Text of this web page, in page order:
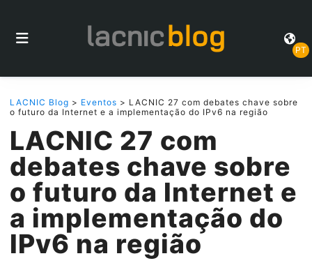
PT
LACNIC Blog > Eventos > LACNIC 27 com debates chave sobre
o futuro da Internet e a implementação do IPv6 na região
LACNIC 27 com
debates chave sobre
o futuro da Internet e
a implementação do
IPv6 na região